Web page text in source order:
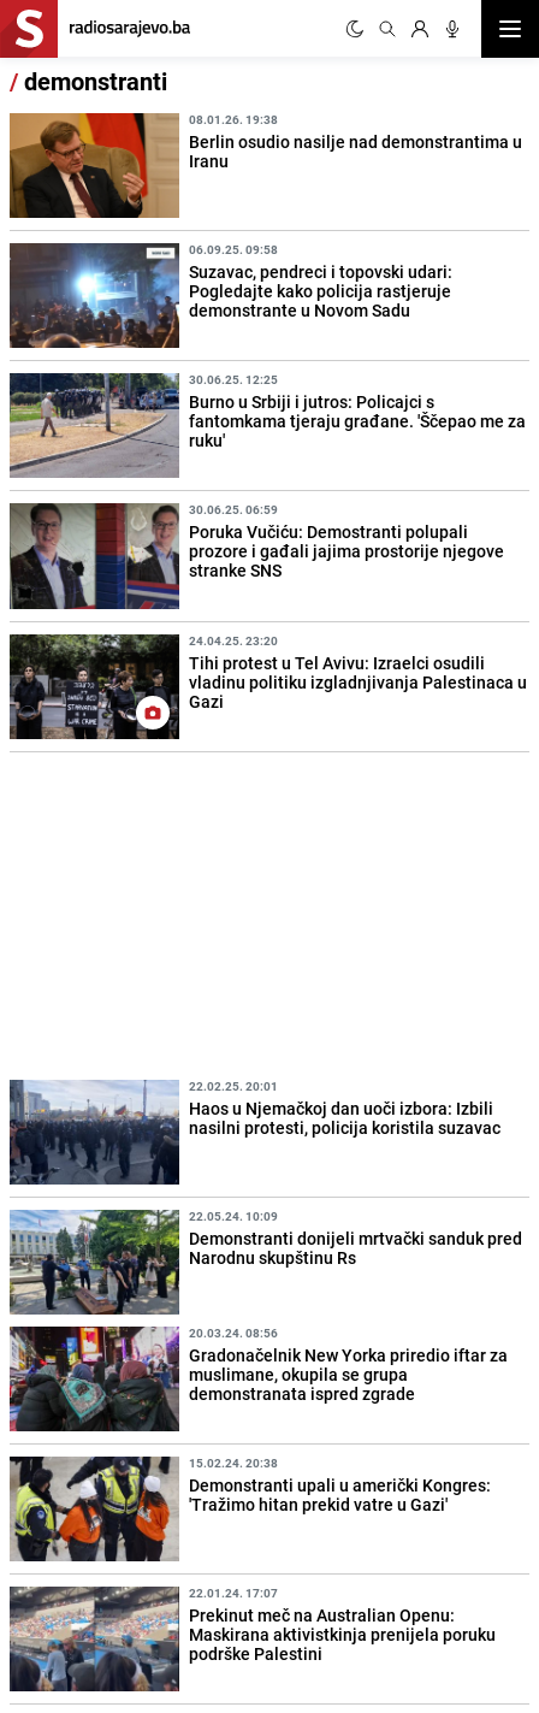
/demonstranti
08.01.26. 19:38
Berlin osudio nasilje nad demonstrantima u
Iranu
06.09.25. 09:58
Suzavac, pendreci i topovski udari:
Pogledajte kako policija rastjeruje
demonstrante u Novom Sadu
30.06.25. 12:25
Burno u Srbiji i jutros: Policajci s
fantomkama tjeraju građane. 'Ščepao me za
ruku'
30.06.25. 06:59
Poruka Vučiću: Demostranti polupali
prozore i gađali jajima prostorije njegove
stranke SNS
24.04.25. 23:20
Tihi protest u Tel Avivu: Izraelci osudili
vladinu politiku izgladnjivanja Palestinaca u
Gazi
22.02.25. 20:01
Haos u Njemačkoj dan uoči izbora: Izbili
nasilni protesti, policija koristila suzavac
22.05.24. 10:09
Demonstranti donijeli mrtvački sanduk pred
Narodnu skupštinu Rs
20.03.24. 08:56
Gradonačelnik New Yorka priredio iftar za
muslimane, okupila se grupa
demonstranata ispred zgrade
15.02.24. 20:38
Demonstranti upali u američki Kongres:
'Tražimo hitan prekid vatre u Gazi'
22.01.24. 17:07
Prekinut meč na Australian Openu:
Maskirana aktivistkinja prenijela poruku
podrške Palestini